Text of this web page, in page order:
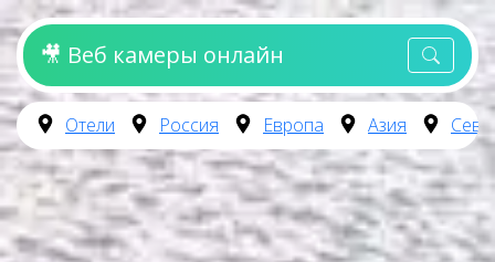
🎥 Веб камеры онлайн
Отели Россия Европа Азия